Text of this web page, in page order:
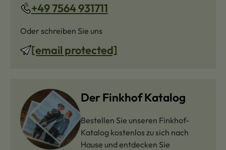
+49 7564 931711
Oder schreiben Sie uns
[email protected]
Der Finkhof Katalog
Bestellen Sie unseren Finkhof-
Katalog kostenlos zu sich nach
Hause und entdecken Sie